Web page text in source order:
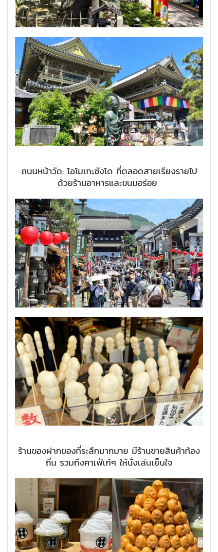
ถนนหน้าวัด: โอโมเทะซังโด ที่ตลอดสายเรียงรายไป
ด้วยร้านอาหารและขนมอร่อย
ร้านของฝากของที่ระลึกมากมาย มีร้านขายสินค้าท้อง
ถิ่น รวมถึงคาเฟ่เก๋ๆ ให้นั่งเล่นเย็นใจ